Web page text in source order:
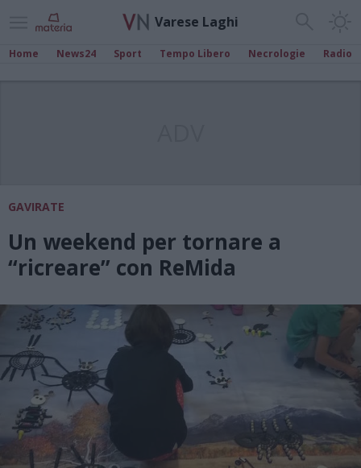
Varese Laghi
Home News24 Sport Tempo Libero Necrologie Radio
GAVIRATE
Un weekend per tornare a
“ricreare” con ReMida